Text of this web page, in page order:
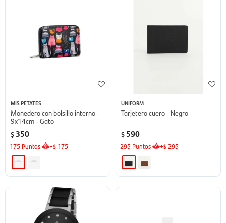
MIS PETATES
Monedero con bolsillo interno -
9x14cm - Gato
$ 350
175 Puntos +$ 175
UNIFORM
Tarjetero cuero - Negro
$ 590
295 Puntos +$ 295